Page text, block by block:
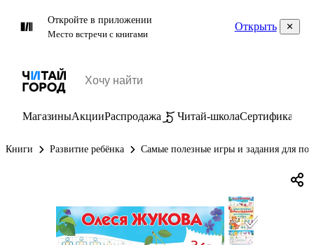
Откройте в приложении
Место встречи с книгами
Открыть
МагазиныАкцииРаспродажа Читай-школаСертификаты
Книги Развитие ребёнка Самые полезные игры и задания для